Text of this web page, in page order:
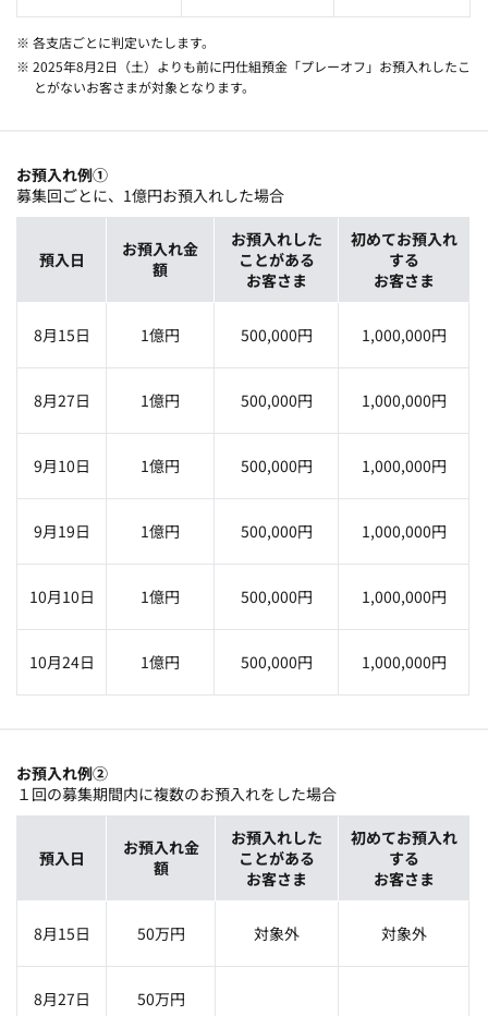
※ 各支店ごとに判定いたします。
※ 2025年8月2日（土）よりも前に円仕組預金「プレーオフ」お預入れしたこ
とがないお客さまが対象となります。
お預入れ例①
募集回ごとに、1億円お預入れした場合
預入日
お預入れ金
額
お預入れした
ことがある
お客さま
初めてお預入れ
する
お客さま
8月15日 1億円 500,000円 1,000,000円
8月27日 1億円 500,000円 1,000,000円
9月10日 1億円 500,000円 1,000,000円
9月19日 1億円 500,000円 1,000,000円
10月10日 1億円 500,000円 1,000,000円
10月24日 1億円 500,000円 1,000,000円
お預入れ例➁
１回の募集期間内に複数のお預入れをした場合
預入日
お預入れ金
額
お預入れした
ことがある
お客さま
初めてお預入れ
する
お客さま
8月15日 50万円 対象外 対象外
8月27日 50万円